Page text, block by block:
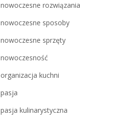
nowoczesne rozwiązania
nowoczesne sposoby
nowoczesne sprzęty
nowoczesność
organizacja kuchni
pasja
pasja kulinarystyczna